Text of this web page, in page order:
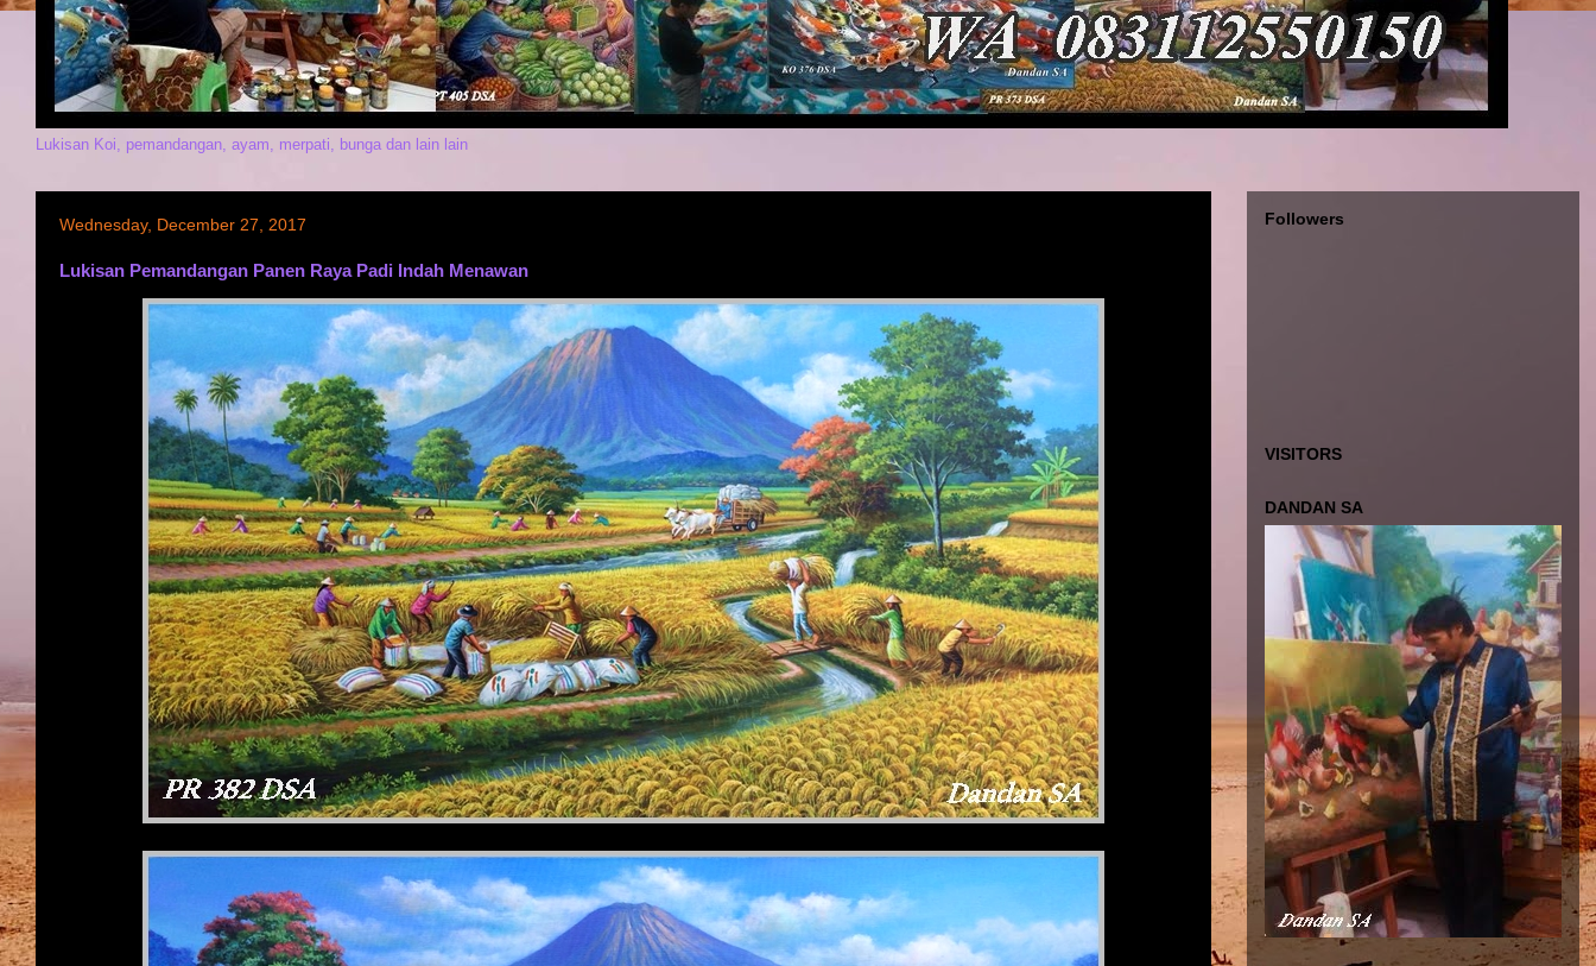
Lukisan Koi, pemandangan, ayam, merpati, bunga dan lain lain
Wednesday, December 27, 2017
Lukisan Pemandangan Panen Raya Padi Indah Menawan
Followers
VISITORS
DANDAN SA